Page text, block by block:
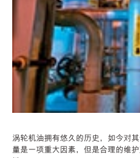
涡轮机油拥有悠久的历史，如今对
量是一项重大因素，但是合理的维